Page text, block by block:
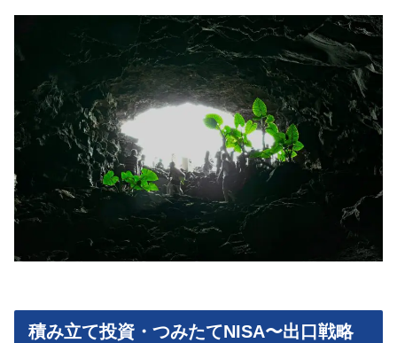
積み立て投資・つみたてNISA〜出口戦略